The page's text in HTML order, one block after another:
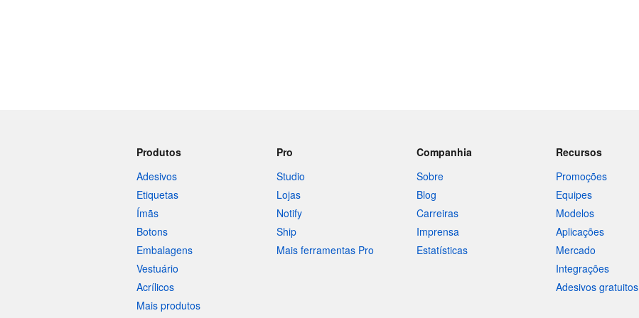
Produtos
Adesivos
Etiquetas
Ímãs
Botons
Embalagens
Vestuário
Acrílicos
Mais produtos
Pro
Studio
Lojas
Notify
Ship
Mais ferramentas Pro
Companhia
Sobre
Blog
Carreiras
Imprensa
Estatísticas
Recursos
Promoções
Equipes
Modelos
Aplicações
Mercado
Integrações
Adesivos gratuitos